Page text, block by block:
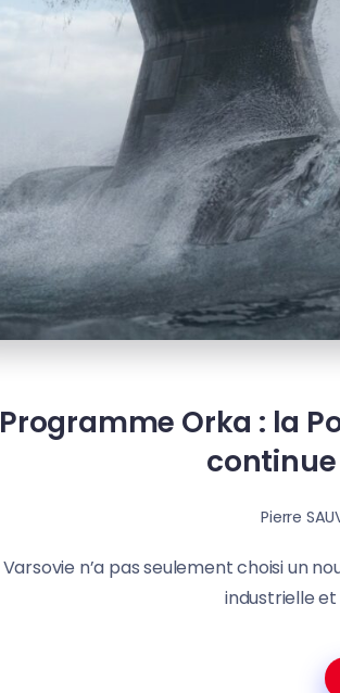
Programme Orka : la
Pierre
Varsovie n’a pas seulement choisi un
industrielle et